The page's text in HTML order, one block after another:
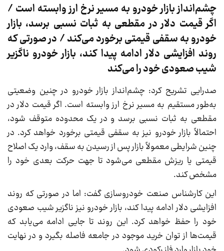
چشم‌انداز بازار خودرو به مسیر نرخ ارز وابسته است /
اگر قیمت دلار در مقطعی به ثبات نسبی برسد، بازار
خودرو به سقفی قیمتی برخورد می‌کند / در صورتی که
روند افزایشی دلار ادامه پیدا کند، بازار خودرو ناگزیر
شیب صعودی خود را می‌کند
صدرایی تشریح کرد: چشم‌انداز بازار خودرو در چنین وضعیتی
به‌طور مستقیم به مسیر نرخ ارز وابسته است. اگر قیمت دلار در
مقطعی به ثبات نسبی برسد و در یک محدوده متوقف شود،
احتمالاً بازار خودرو نیز به سقفی قیمتی برخورد خواهد کرد. در
چنین شرایطی معمولاً بازار پس از رسیدن به سقف، وارد یک اصلاح
قیمتی یا ریزش مقطعی می‌شود تا جهت حرکت بعدی خود را
مشخص کند.
این کارشناس صنعت خودروسازی گفت: اما در صورتی که روند
افزایشی دلار ادامه پیدا کند، بازار خودرو نیز ناگزیر شیب صعودی
خود را حفظ خواهد کرد. این روند تا جایی ادامه می‌یابد که
قیمت‌ها از توان خرید موجود در جامعه فاصله بگیرد و در نهایت